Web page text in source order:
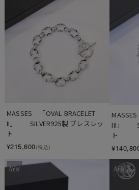
MASSES　「OVAL BRACELET
II」　　SILVER925製 ブレスレッ
ト
¥215,600(税込)
III」　　
ト